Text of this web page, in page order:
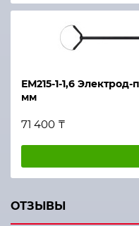
ЕМ215-1-1,6 Электрод-
мм
71 400 ₸
ОТЗЫВЫ